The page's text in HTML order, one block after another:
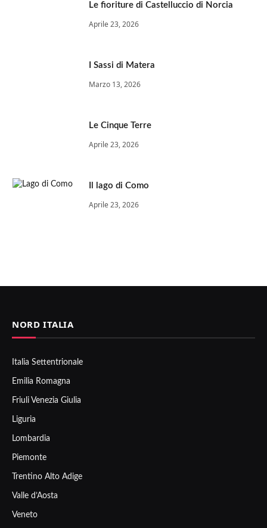
Le fioriture di Castelluccio di Norcia
Aprile 23, 2026
I Sassi di Matera
Marzo 13, 2026
Le Cinque Terre
Aprile 23, 2026
Il lago di Como
Aprile 23, 2026
NORD ITALIA
Italia Settentrionale
Emilia Romagna
Friuli Venezia Giulia
Liguria
Lombardia
Piemonte
Trentino Alto Adige
Valle d’Aosta
Veneto